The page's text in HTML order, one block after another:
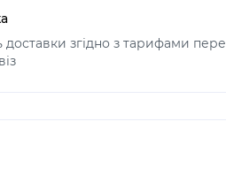
доставки згідно з тарифами